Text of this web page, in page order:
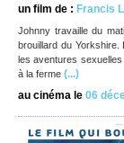
un film de : Francis
Johnny travaille du
brouillard du Yorkshire.
les aventures
à la ferme (...)
au cinéma le 06